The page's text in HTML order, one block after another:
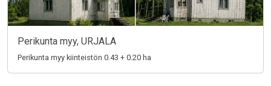
Perikunta myy, URJALA
Perikunta myy kiinteistön 0.43 + 0.20 ha